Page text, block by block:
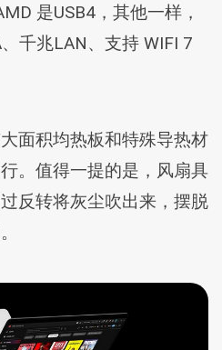
是USB4，其他一样，
千兆LAN、支持 WIFI 7
面积均热板和特殊导热材
。值得一提的是，风扇具
反转将灰尘吹出来，摆脱